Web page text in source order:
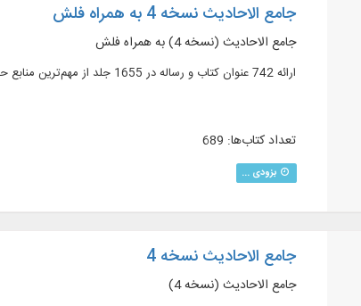
جامع الاحادیث نسخه 4 به همراه فلش
جامع الاحادیث (نسخه 4) به همراه فلش
ارائه 742 عنوان کتاب و رساله در 1655 جلد از مهم‌ترین منابع حدیثی شیعه به همراه ترجمه و شرح
تعداد کتاب‌ها: 689
بزودی ...
جامع الاحادیث نسخه 4
جامع الاحادیث (نسخه 4)